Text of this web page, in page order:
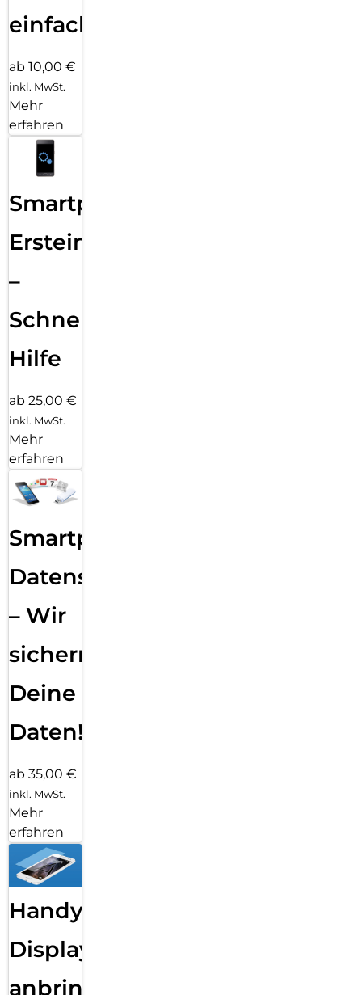
einfach
ab 10,00 €
inkl. MwSt.
Mehr
erfahren
Smartphone
Ersteinrichtung
–
Schnelle
Hilfe
ab 25,00 €
inkl. MwSt.
Mehr
erfahren
Smartphone
Datensicherung
– Wir
sichern
Deine
Daten!
ab 35,00 €
inkl. MwSt.
Mehr
erfahren
Handy
Displayfolie
anbringen